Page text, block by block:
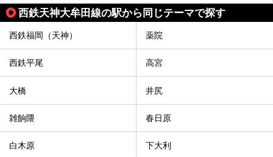
西鉄天神大牟田線の駅から同じテーマで探す
西鉄福岡（天神） 薬院
西鉄平尾 高宮
大橋 井尻
雑餉隈 春日原
白木原 下大利